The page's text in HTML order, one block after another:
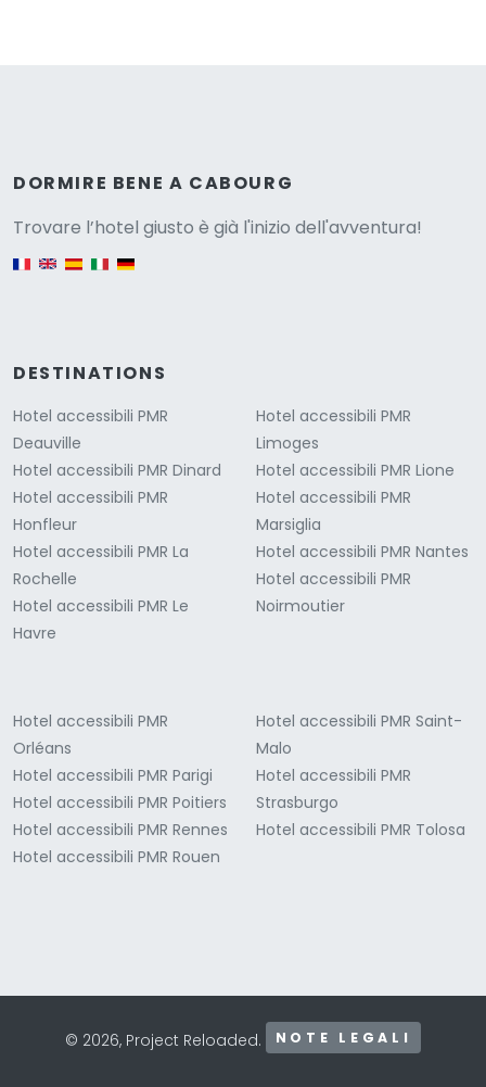
DORMIRE BENE A CABOURG
Trovare l’hotel giusto è già l'inizio dell'avventura!
DESTINATIONS
Hotel accessibili PMR
Deauville
Hotel accessibili PMR Dinard
Hotel accessibili PMR
Honfleur
Hotel accessibili PMR La
Rochelle
Hotel accessibili PMR Le
Havre
Hotel accessibili PMR
Limoges
Hotel accessibili PMR Lione
Hotel accessibili PMR
Marsiglia
Hotel accessibili PMR Nantes
Hotel accessibili PMR
Noirmoutier
Hotel accessibili PMR
Orléans
Hotel accessibili PMR Parigi
Hotel accessibili PMR Poitiers
Hotel accessibili PMR Rennes
Hotel accessibili PMR Rouen
Hotel accessibili PMR Saint-
Malo
Hotel accessibili PMR
Strasburgo
Hotel accessibili PMR Tolosa
© 2026, Project Reloaded. NOTE LEGALI